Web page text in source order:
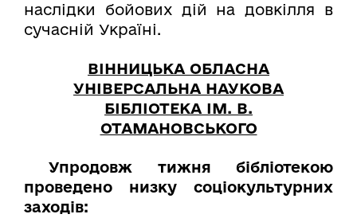
наслідки бойових дій на довкілля в
сучасній Україні.
ВІННИЦЬКА ОБЛАСНА
УНІВЕРСАЛЬНА НАУКОВА
БІБЛІОТЕКА ІМ. В.
ОТАМАНОВСЬКОГО
Упродовж тижня бібліотекою
проведено низку соціокультурних
заходів: